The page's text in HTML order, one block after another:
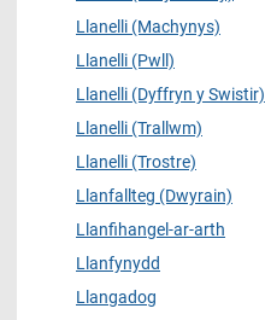
Llanelli (Machynys)
Llanelli (Pwll)
Llanelli (Dyffryn y Swistir)
Llanelli (Trallwm)
Llanelli (Trostre)
Llanfallteg (Dwyrain)
Llanfihangel-ar-arth
Llanfynydd
Llangadog